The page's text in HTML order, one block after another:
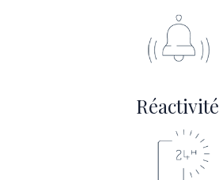
Réactivité